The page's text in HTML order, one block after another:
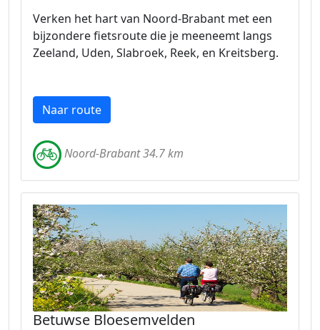
Verken het hart van Noord-Brabant met een
bijzondere fietsroute die je meeneemt langs
Zeeland, Uden, Slabroek, Reek, en Kreitsberg.
Naar route
Noord-Brabant 34.7 km
Betuwse Bloesemvelden